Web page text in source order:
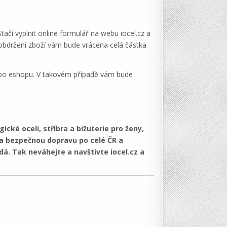
vyplnit online formulář na webu iocel.cz a
zboží vám bude vrácena celá částka
eshopu. V takovém případě vám bude
oceli, stříbra a bižuterie pro ženy,
dopravu po celé ČR a
Tak neváhejte a navštivte iocel.cz a